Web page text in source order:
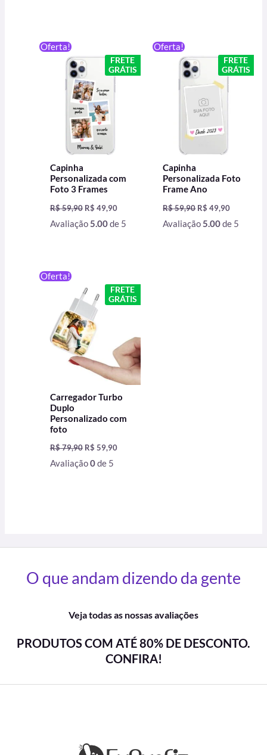
Oferta!
FRETE
GRÁTIS
Capinha
Personalizada com
Foto 3 Frames
R$59,90
original
era:
R$ 59,90.
R$ 49,90
preço
atual
é:
Avaliação5.00de 5
Oferta!
FRETE
GRÁTIS
Capinha
Personalizada Foto
Frame Ano
R$59,90
original
era:
R$ 59,90.
R$ 49,90
preço
atual
é:
Avaliação5.00de 5
Oferta!
FRETE
GRÁTIS
Carregador Turbo
Duplo
Personalizado com
foto
R$79,90
original
era:
R$ 79,90.
R$ 59,90
preço
atual
é:
Avaliação0de 5
O que andam dizendo da gente
Veja todas as nossas avaliações
PRODUTOS COM ATÉ 80% DE DESCONTO.
CONFIRA!